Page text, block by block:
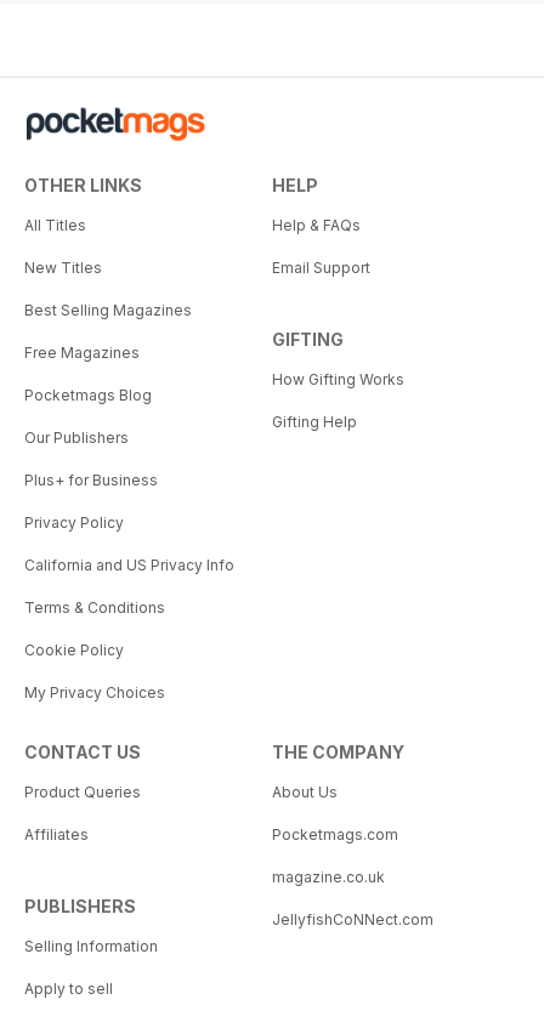
OTHER LINKS
All Titles
New Titles
Best Selling Magazines
Free Magazines
Pocketmags Blog
Our Publishers
Plus+ for Business
Privacy Policy
California and US Privacy Info
Terms & Conditions
Cookie Policy
My Privacy Choices
HELP
Help & FAQs
Email Support
GIFTING
How Gifting Works
Gifting Help
CONTACT US
Product Queries
Affiliates
PUBLISHERS
Selling Information
Apply to sell
THE COMPANY
About Us
Pocketmags.com
magazine.co.uk
JellyfishCoNNect.com